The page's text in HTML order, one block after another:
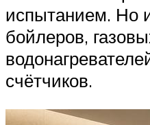
испытанием. Но
бойлеров,
счётчиков.